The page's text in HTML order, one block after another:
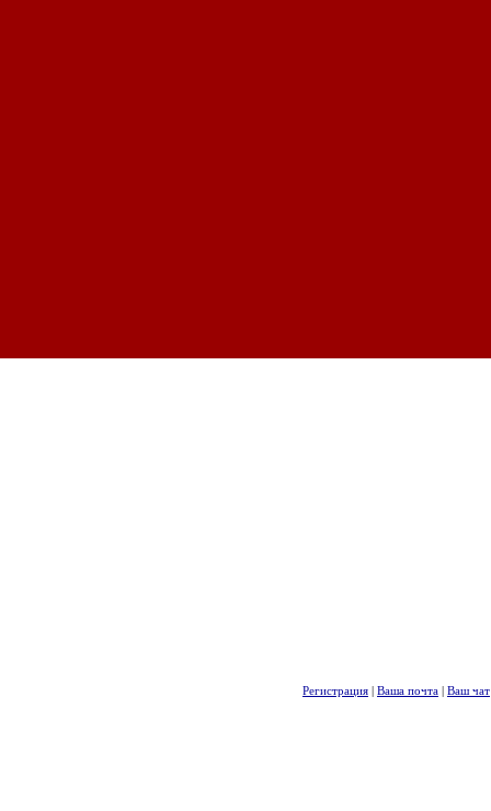
Регистрация | Ваша почта | Ваш чат